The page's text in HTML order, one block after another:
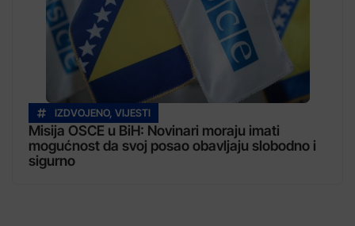
IZDVOJENO, VIJESTI
Misija OSCE u BiH: Novinari moraju imati
mogućnost da svoj posao obavljaju slobodno i
sigurno